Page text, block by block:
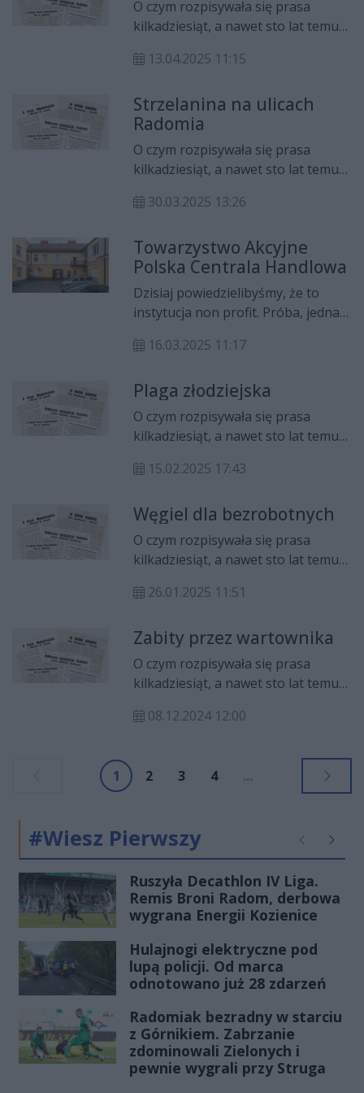
O czym rozpisywała się prasa
kilkadziesiąt, a nawet sto lat temu?
gazet? I najciekawsze, jak się wtedy
pożółkłych szpalt", w którym będzie
można przeczytać informacje
sprzed lat - niektóre mogą
zaskoczyć.
13.04.2025 11:15
Strzelanina na ulicach
Radomia
O czym rozpisywała się prasa
kilkadziesiąt, a nawet sto lat temu?
gazet? I najciekawsze, jak się wtedy
pożółkłych szpalt", w którym będzie
można przeczytać informacje
sprzed lat - niektóre mogą
zaskoczyć.
30.03.2025 13:26
Towarzystwo Akcyjne
Polska Centrala Handlowa
Dzisiaj powiedzielibyśmy, że to
instytucja non profit. Próba, jedna z
stworzenia ogólnokrajowego
handlem.
16.03.2025 11:17
Plaga złodziejska
O czym rozpisywała się prasa
kilkadziesiąt, a nawet sto lat temu?
gazet? I najciekawsze, jak się wtedy
pożółkłych szpalt", w którym będzie
można przeczytać informacje
sprzed lat - niektóre mogą
15.02.2025 17:43
Węgiel dla bezrobotnych
O czym rozpisywała się prasa
kilkadziesiąt, a nawet sto lat temu?
gazet? I najciekawsze, jak się wtedy
pożółkłych szpalt", w którym będzie
można przeczytać informacje
sprzed lat - niektóre mogą
26.01.2025 11:51
Zabity przez wartownika
O czym rozpisywała się prasa
kilkadziesiąt, a nawet sto lat temu?
gazet? I najciekawsze, jak się wtedy
pożółkłych szpalt", w którym będzie
można przeczytać informacje
08.12.2024 12:00
1 2 3 4 ...
#Wiesz Pierwszy Poprzednie
Ruszyła Decathlon IV Liga.
Remis Broni Radom, derbowa
wygrana Energii Kozienice
Hulajnogi elektryczne pod
lupą policji. Od marca
odnotowano już 28 zdarzeń
Radomiak bezradny w starciu
z Górnikiem. Zabrzanie
zdominowali Zielonych i
pewnie wygrali przy Struga